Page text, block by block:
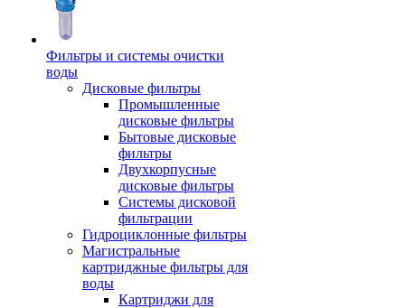
Фильтры и системы очистки
воды
Дисковые фильтры
Промышленные
дисковые фильтры
Бытовые дисковые
фильтры
Двухкорпусные
дисковые фильтры
Системы дисковой
фильтрации
Гидроциклонные фильтры
Магистральные
картриджные фильтры для
воды
Картриджи для